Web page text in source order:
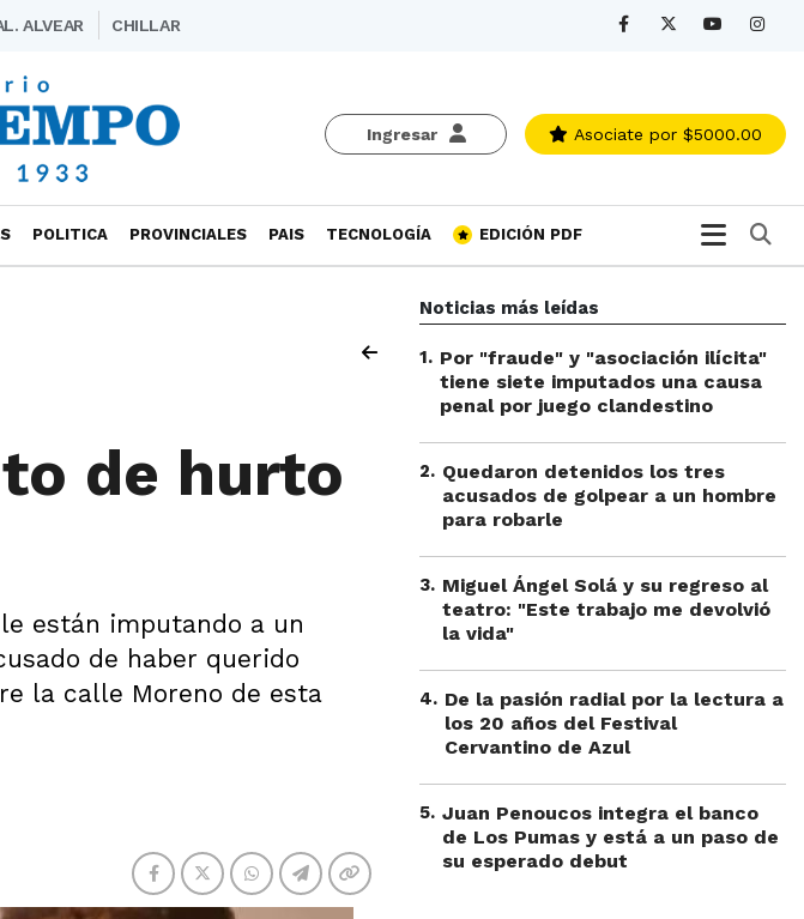
ALVEAR CHILLAR
Ingresar Asociate por $5000.00
POLITICA PROVINCIALES PAIS TECNOLOGÍA EDICIÓN PDF
de hurto
están imputando a un
de haber querido
la calle Moreno de esta
Noticias más leídas
1. Por "fraude" y "asociación ilícita"
tiene siete imputados una causa
penal por juego clandestino
2. Quedaron detenidos los tres
acusados de golpear a un hombre
para robarle
3. Miguel Ángel Solá y su regreso al
teatro: "Este trabajo me devolvió
la vida"
4. De la pasión radial por la lectura a
los 20 años del Festival
Cervantino de Azul
5. Juan Penoucos integra el banco
de Los Pumas y está a un paso de
su esperado debut